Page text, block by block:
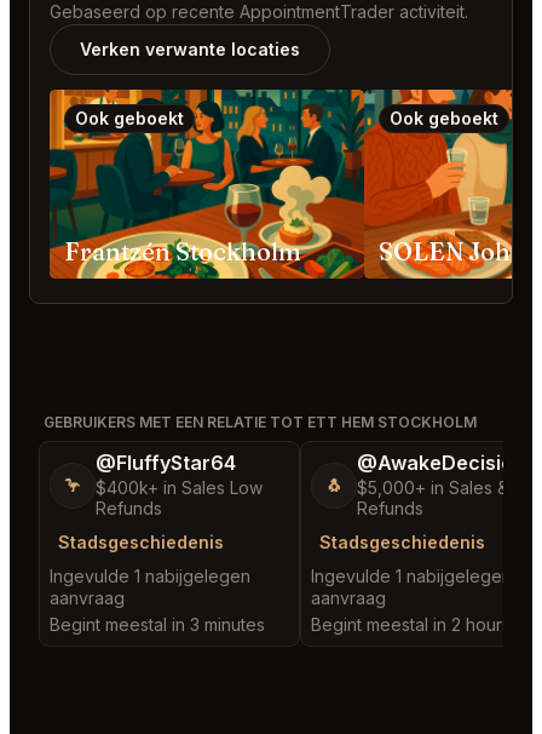
Gebaseerd op recente AppointmentTrader activiteit.
Verken verwante locaties
Ook geboekt
Frantzén Stockholm
Ook geboekt
SOLEN
GEBRUIKERS MET EEN RELATIE TOT ETT HEM STOCKHOLM
🦩
@FluffyStar64
$400k+ in Sales Low
Refunds
Stadsgeschiedenis
Ingevulde 1 nabijgelegen
aanvraag
Begint meestal in 3 minutes
🐧
$5,000+ in Sales &
Refunds
Stadsgeschiedenis
Ingevulde 1 nabijgelegen
aanvraag
Begint meestal in 2 hours